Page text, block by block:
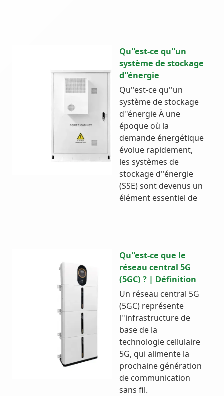
Qu''est-ce qu''un
système de stockage
d''énergie
Qu''est-ce qu''un
système de stockage
d''énergie À une
époque où la
demande énergétique
évolue rapidement,
les systèmes de
stockage d''énergie
(SSE) sont devenus un
élément essentiel de
Qu''est-ce que le
réseau central 5G
(5GC) ? | Définition
Un réseau central 5G
(5GC) représente
l''infrastructure de
base de la
technologie cellulaire
5G, qui alimente la
prochaine génération
de communication
sans fil.